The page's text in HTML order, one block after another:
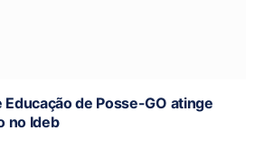
Educação de Posse-GO atinge
no Ideb